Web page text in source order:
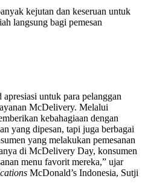
kejutan dan keseruan untuk
langsung bagi pemesan
untuk para pelanggan
McDelivery. Melalui
kebahagiaan dengan
yang dipesan, tapi juga berbagai
yang melakukan pemesanan
di McDelivery Day, konsumen
menu favorit mereka,” ujar
McDonald’s Indonesia, Sutji